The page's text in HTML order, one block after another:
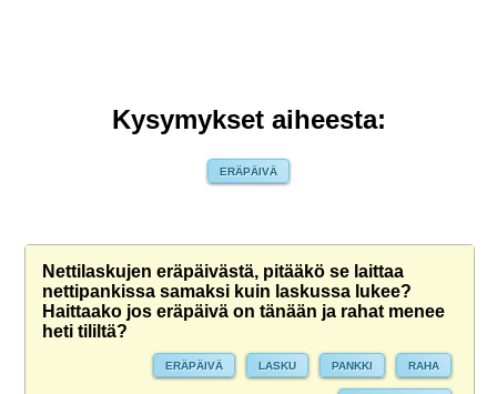
Kysymykset aiheesta:
ERÄPÄIVÄ
Nettilaskujen eräpäivästä, pitääkö se laittaa
nettipankissa samaksi kuin laskussa lukee?
Haittaako jos eräpäivä on tänään ja rahat menee
heti tililtä?
ERÄPÄIVÄ LASKU PANKKI RAHA